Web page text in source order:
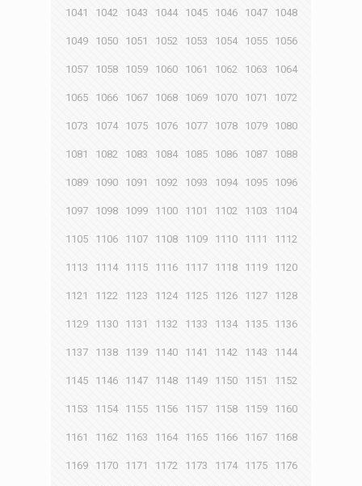
1041 1042 1043 1044 1045 1046 1047 1048
1049 1050 1051 1052 1053 1054 1055 1056
1057 1058 1059 1060 1061 1062 1063 1064
1065 1066 1067 1068 1069 1070 1071 1072
1073 1074 1075 1076 1077 1078 1079 1080
1081 1082 1083 1084 1085 1086 1087 1088
1089 1090 1091 1092 1093 1094 1095 1096
1097 1098 1099 1100 1101 1102 1103 1104
1105 1106 1107 1108 1109 1110 1111 1112
1113 1114 1115 1116 1117 1118 1119 1120
1121 1122 1123 1124 1125 1126 1127 1128
1129 1130 1131 1132 1133 1134 1135 1136
1137 1138 1139 1140 1141 1142 1143 1144
1145 1146 1147 1148 1149 1150 1151 1152
1153 1154 1155 1156 1157 1158 1159 1160
1161 1162 1163 1164 1165 1166 1167 1168
1169 1170 1171 1172 1173 1174 1175 1176